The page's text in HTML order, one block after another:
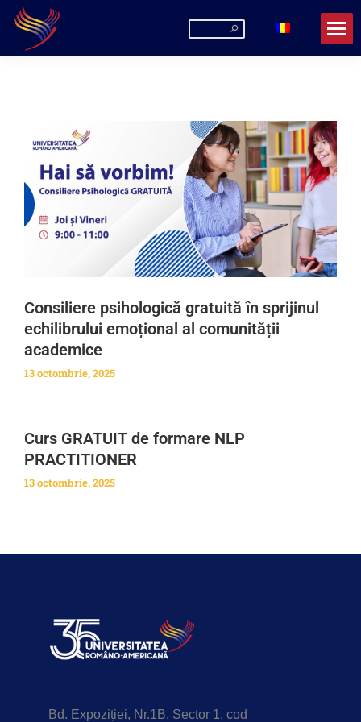
Consiliere psihologică gratuită în sprijinul
echilibrului emoțional al comunității
academice
13 octombrie, 2025
Curs GRATUIT de formare NLP
PRACTITIONER
13 octombrie, 2025
Bd. Expoziției, Nr.1B, Sector 1, cod